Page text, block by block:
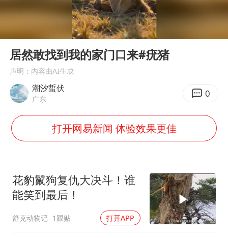
“事业单位招聘不是人情买卖”
南大数院院长疑辞职信里写不想干了
知识产权强国建设驶入“快车道”
要给全体职工“应休尽休”的底气
曝张一鸣下死命令：不依赖AI蒸馏技术
Play
居然敢找到我的家门口来#疣猪
声明：内容由AI生成
潮汐蜇伏
广东 0
打开网易新闻 体验效果更佳
花豹鬣狗复仇大决斗！谁
能笑到最后！
舒克动物记 1跟贴 打开APP